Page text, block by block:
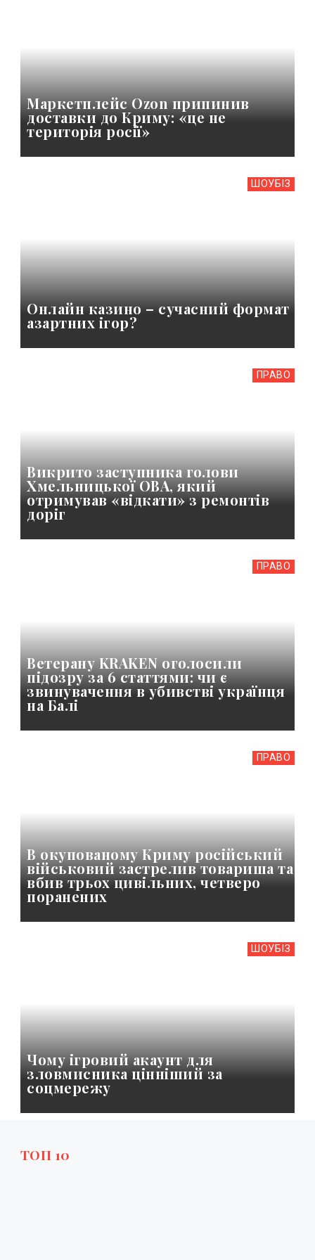
Маркетплейс Ozon припинив
доставки до Криму: «це не
територія росії»
ШОУБIЗ
Онлайн казино – сучасний формат
азартних ігор?
ПРАВО
Викрито заступника голови
Хмельницької ОВА, який
отримував «відкати» з ремонтів
доріг
ПРАВО
Ветерану KRAKEN оголосили
підозру за 6 статтями: чи є
звинувачення в убивстві українця
на Балі
ПРАВО
В окупованому Криму російський
військовий застрелив товариша та
вбив трьох цивільних, четверо
поранених
ШОУБIЗ
Чому ігровий акаунт для
зловмисника цінніший за
соцмережу
ТОП 10